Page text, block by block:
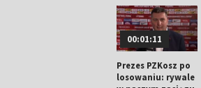
00:01:11
Prezes PZKosz po
losowaniu: rywale